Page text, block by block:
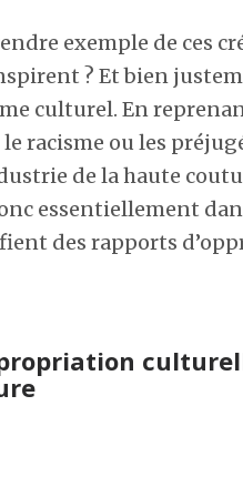
exemple de ces
? Et bien
culturel. En
le racisme ou les
de la haute
essentiellement
des rapports